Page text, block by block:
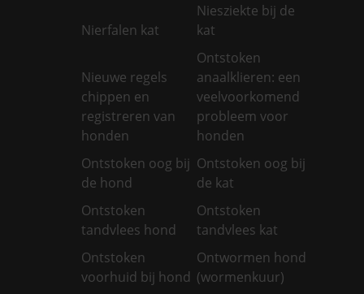
Nierfalen kat
Niesziekte bij de
kat
Nieuwe regels
chippen en
registreren van
honden
Ontstoken
anaalklieren: een
veelvoorkomend
probleem voor
honden
Ontstoken oog bij
de hond
Ontstoken oog bij
de kat
Ontstoken
tandvlees hond
Ontstoken
tandvlees kat
Ontstoken
voorhuid bij hond
Ontwormen hond
(wormenkuur)